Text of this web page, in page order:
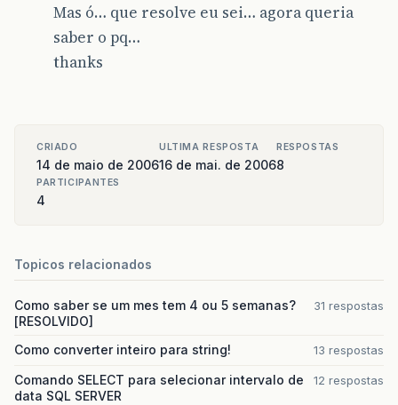
Mas ó… que resolve eu sei… agora queria
saber o pq…
thanks
CRIADO
14 de maio de 2006
ULTIMA RESPOSTA
16 de mai. de 2006
RESPOSTAS
8
PARTICIPANTES
4
Topicos relacionados
Como saber se um mes tem 4 ou 5 semanas?
[RESOLVIDO]
31 respostas
Como converter inteiro para string! 13 respostas
Comando SELECT para selecionar intervalo de
data SQL SERVER
12 respostas